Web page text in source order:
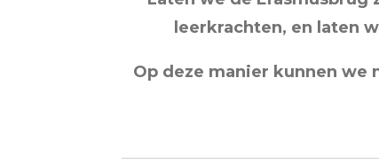
leerkrachten, en laten
Op deze manier kunnen we